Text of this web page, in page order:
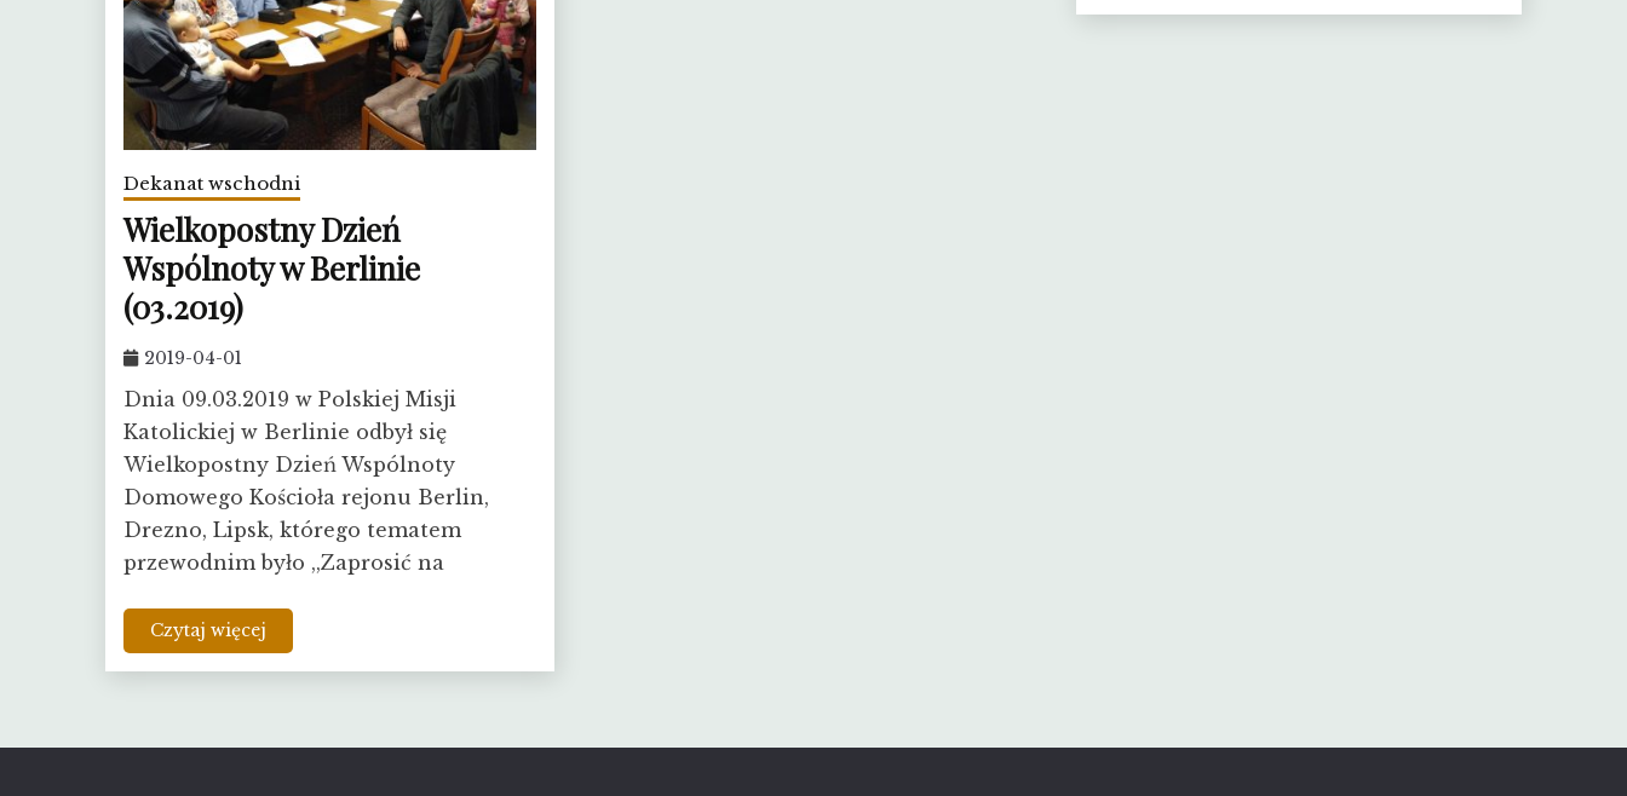
Dekanat wschodni
Wielkopostny Dzień
Wspólnoty w Berlinie
(03.2019)
2019-04-01
Dnia 09.03.2019 w Polskiej Misji
Katolickiej w Berlinie odbył się
Wielkopostny Dzień Wspólnoty
Domowego Kościoła rejonu Berlin,
Drezno, Lipsk, którego tematem
przewodnim było ,,Zaprosić na
Czytaj więcej